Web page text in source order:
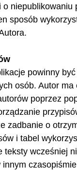
niepublikowaniu
sposób
powinny
osób. Autor
poprzez
zadbanie o
i tabel
teksty wcześniej
innym